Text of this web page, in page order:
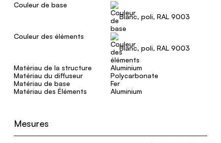
Couleur de base
Blanc, poli, RAL 9003
Couleur des éléments
Blanc, poli, RAL 9003
Matériau de la structure
Aluminium
Matériau du diffuseur
Polycarbonate
Matériau de base
Fer
Matériau des Éléments
Aluminium
Mesures